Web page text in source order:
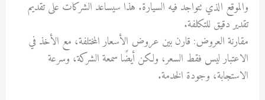
والموقع الذي تتواجد فيه السيارة. هذا سيساعد الشركات على تقديم
تقدير دقيق للتكلفة.
مقارنة العروض: قارن بين عروض الأسعار المختلفة، مع الأخذ في
الاعتبار ليس فقط السعر، ولكن أيضًا سمعة الشركة، وسرعة
الاستجابة، وجودة الخدمة.